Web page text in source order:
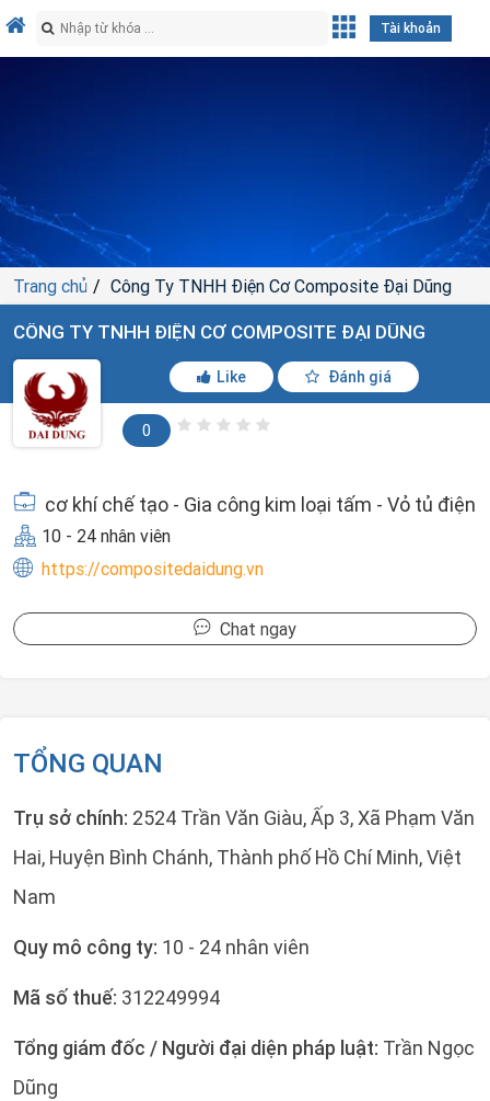
Tài khoản
Trang chủ Công Ty TNHH Điện Cơ Composite Đại Dũng
CÔNG TY TNHH ĐIỆN CƠ COMPOSITE ĐẠI DŨNG
Like Đánh giá
0
cơ khí chế tạo - Gia công kim loại tấm - Vỏ tủ điện
10 - 24 nhân viên
https://compositedaidung.vn
Chat ngay
TỔNG QUAN
Trụ sở chính: 2524 Trần Văn Giàu, Ấp 3, Xã Phạm Văn
Hai, Huyện Bình Chánh, Thành phố Hồ Chí Minh, Việt
Nam
Quy mô công ty: 10 - 24 nhân viên
Mã số thuế: 312249994
Tổng giám đốc / Người đại diện pháp luật: Trần Ngọc
Dũng